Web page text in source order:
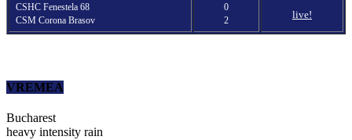
CSHC Fenestela 68
CSM Corona Brasov
0
2
live!
VREMEA
Bucharest
heavy intensity rain